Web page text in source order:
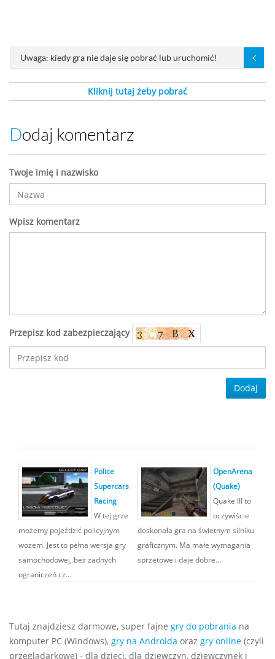
Uwaga: kiedy gra nie daje się pobrać lub uruchomić!
Kliknij tutaj żeby pobrać
Dodaj komentarz
Twoje imię i nazwisko
Wpisz komentarz
Przepisz kod zabezpieczający
Dodaj
Police
Supercars
Racing
W tej grze
możemy pojeździć policyjnym
wozem. Jest to pełna wersja gry
samochodowej, bez żadnych
ograniczeń cz...
OpenArena
(Quake)
Quake III to
oczywiście
doskonała gra na świetnym silniku
graficznym. Ma małe wymagania
sprzętowe i daje dobre...
Tutaj znajdziesz darmowe, super fajne gry do pobrania na
komputer PC (Windows), gry na Androida oraz gry online (czyli
przeglądarkowe) - dla dzieci, dla dziewczyn, dziewczynek i